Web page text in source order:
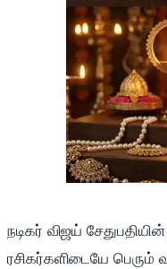
நடிகர் விஜய்
ரசிகர்களிடையே பெரும்